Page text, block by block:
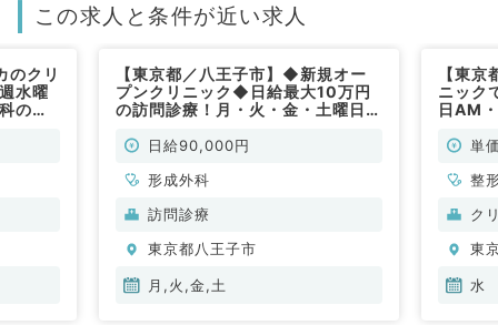
この求人と条件が近い求人
のクリ
水曜
の外
【東京都／八王子市】◆新規オー
プンクリニック◆日給最大10万円
の訪問診療！月・火・金・土曜日の
成外科／非常勤）
日給90,000円
形成外科
訪問診療
東京都八王子市
月,火,金,土
【東
ニック
日AM
単
整
ク
東
水